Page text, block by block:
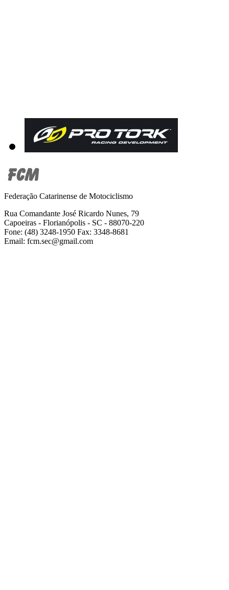
Federação Catarinense de Motociclismo
Rua Comandante José Ricardo Nunes, 79
Capoeiras - Florianópolis - SC - 88070-220
Fone: (48) 3248-1950 Fax: 3348-8681
Email: fcm.sec@gmail.com